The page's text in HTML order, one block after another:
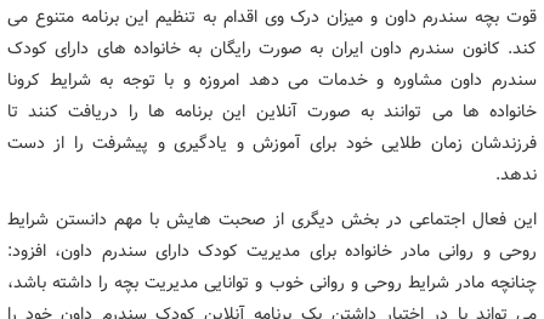
قوت بچه سندرم داون و میزان درک وی اقدام به تنظیم این برنامه متنوع می
کند. کانون سندرم داون ایران به صورت رایگان به خانواده های دارای کودک
سندرم داون مشاوره و خدمات می دهد امروزه و با توجه به شرایط کرونا
خانواده ها می توانند به صورت آنلاین این برنامه ها را دریافت کنند تا
فرزندشان زمان طلایی خود برای آموزش و یادگیری و پیشرفت را از دست
ندهد.
این فعال اجتماعی در بخش دیگری از صحبت هایش با مهم دانستن شرایط
روحی و روانی مادر خانواده برای مدیریت کودک دارای سندرم داون، افزود:
چنانچه مادر شرایط روحی و روانی خوب و توانایی مدیریت بچه را داشته باشد،
می تواند با در اختیار داشتن یک برنامه آنلاین کودک سندرم داون خود را